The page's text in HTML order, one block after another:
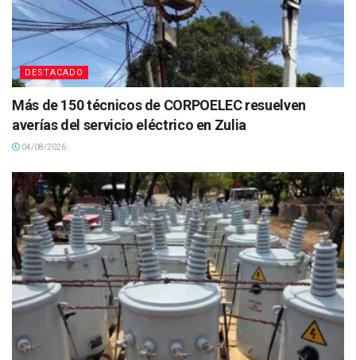
DESTACADO
Más de 150 técnicos de CORPOELEC resuelven
averías del servicio eléctrico en Zulia
04/08/2026